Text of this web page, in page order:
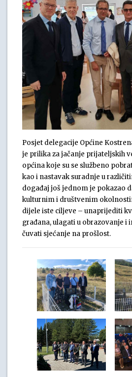
Posjet delegacije Općine
je prilika za jačanje prijateljskih
općina koje su se službeno
kao i nastavak suradnje u
događaj još jednom je pokazao
kulturnim i društvenim
dijele iste ciljeve – unaprijediti
građana, ulagati u obrazovanje i
čuvati sjećanje na prošlost.